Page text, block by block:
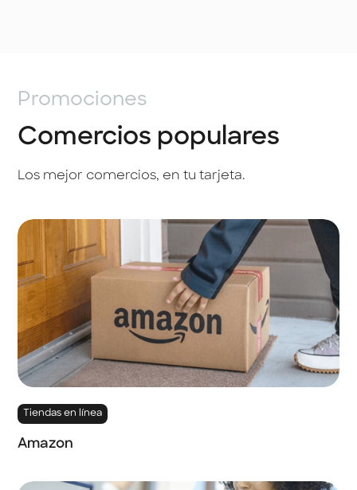
Promociones
Comercios populares
Los mejor comercios, en tu tarjeta.
Tiendas en línea
Amazon